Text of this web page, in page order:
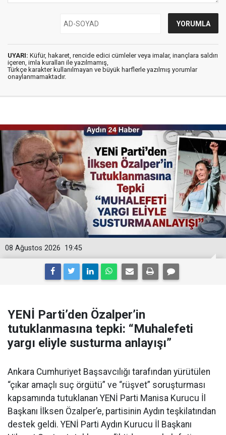
UYARI: Küfür, hakaret, rencide edici cümleler veya imalar, inançlara saldırı
içeren, imla kuralları ile yazılmamış,
Türkçe karakter kullanılmayan ve büyük harflerle yazılmış yorumlar
onaylanmamaktadır.
19:45
08 Ağustos 2026
YENİ Parti’den Özalper’in
tutuklanmasına tepki: “Muhalefeti
yargı eliyle susturma anlayışı”
Ankara Cumhuriyet Başsavcılığı tarafından yürütülen
“çıkar amaçlı suç örgütü” ve “rüşvet” soruşturması
kapsamında tutuklanan YENİ Parti Manisa Kurucu İl
Başkanı İlksen Özalper’e, partisinin Aydın teşkilatından
destek geldi. YENİ Parti Aydın Kurucu İl Başkanı